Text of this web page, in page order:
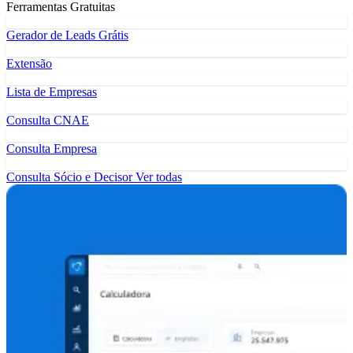
Ferramentas Gratuitas
Gerador de Leads Grátis
Extensão
Lista de Empresas
Consulta CNAE
Consulta Empresa
Consulta Sócio e DecisorVer todas